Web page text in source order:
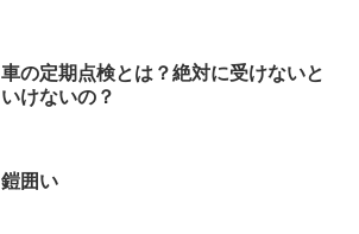
車の定期点検とは？絶対に受けないと
いけないの？
鎧囲い